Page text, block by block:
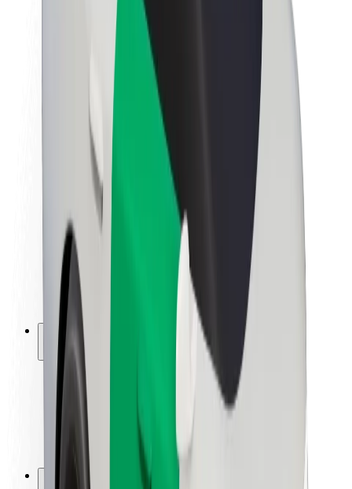
Bæredygtighed hos Bolt
Project Zero
Nyhedsrum
Retningslinjer for brand
Mission
Investorrelationer
Ledelse
Brand
Medier
Urban Fund
Sikkerhed
Passagersikkerhed
Chaufførsikkerhed
Sikkerhed på el-løbehjul
Sikkerhedscenter